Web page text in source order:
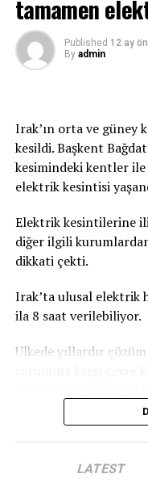
genelinde gölgede
Güneş altında ve
geçiyor.
tamamen
Published 12 ay
By admin
Irak’ın orta ve güney
kesildi. Başkent
kesimindeki kentler
elektrik kesintisi
Elektrik kesintilerine
diğer ilgili
dikkati çekti.
Irak’ta ulusal elektrik
ila 8 saat verilebiliyor.
Ülkede yıllardır
LATEST